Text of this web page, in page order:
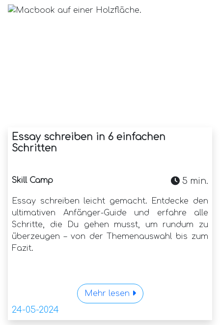
Essay schreiben in 6 einfachen
Schritten
Skill Camp 5 min.
Essay schreiben leicht gemacht. Entdecke den
ultimativen Anfänger-Guide und erfahre alle
Schritte, die Du gehen musst, um rundum zu
überzeugen – von der Themenauswahl bis zum
Fazit.
Mehr lesen
24-05-2024